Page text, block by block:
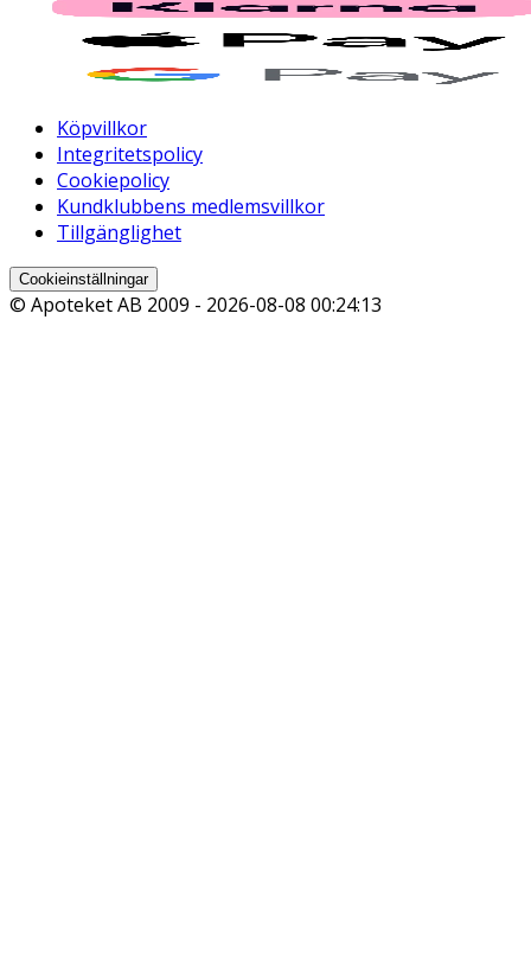
Köpvillkor
Integritetspolicy
Cookiepolicy
Kundklubbens medlemsvillkor
Tillgänglighet
Cookieinställningar
© Apoteket AB 2009 - 2026-08-08 00:24:13